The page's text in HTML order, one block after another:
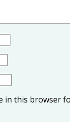
in this browser